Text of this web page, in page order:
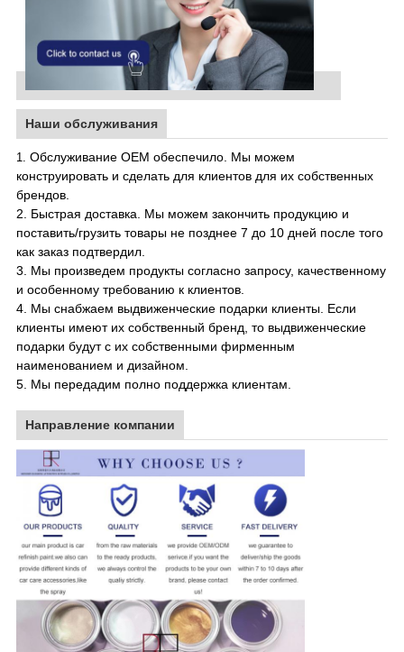
Наши обслуживания
1. Обслуживание OEM обеспечило. Мы можем
конструировать и сделать для клиентов для их собственных
брендов.
2. Быстрая доставка. Мы можем закончить продукцию и
поставить/грузить товары не позднее 7 до 10 дней после того
как заказ подтвердил.
3. Мы произведем продукты согласно запросу, качественному
и особенному требованию к клиентов.
4. Мы снабжаем выдвиженческие подарки клиенты. Если
клиенты имеют их собственный бренд, то выдвиженческие
подарки будут с их собственными фирменным
наименованием и дизайном.
5. Мы передадим полно поддержка клиентам
Направление компании